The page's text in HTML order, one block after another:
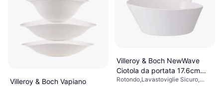
Villeroy & Boch Vapiano
Villeroy & Boch NewWave
Ciotola da portata 17.6cm
0.6L
Rotondo,Lavastoviglie Sicuro,